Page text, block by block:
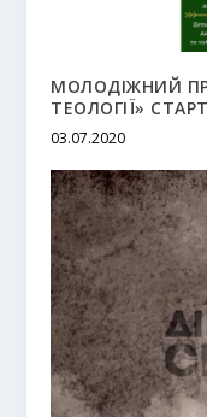
МОЛОДІЖНИЙ
ТЕОЛОГІЇ»
03.07.2020